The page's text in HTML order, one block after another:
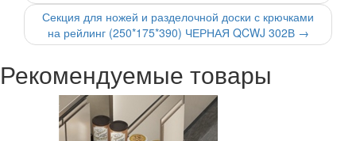
Секция для ножей и разделочной доски с крючками
на рейлинг (250*175*390) ЧЕРНАЯ QCWJ 302В→
Рекомендуемые товары